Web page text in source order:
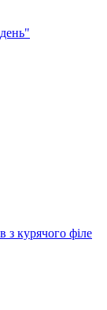
з курячого філе